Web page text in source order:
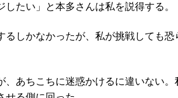
たい」と本多さんは私を説得する。
しかなかったが、私が挑戦しても恐
あちこちに迷惑かけるに違いない。